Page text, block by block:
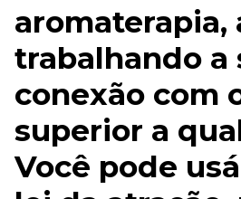
aromaterapia,
trabalhando a
conexão com
superior a
Você pode